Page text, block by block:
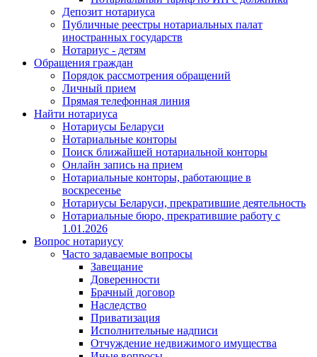
Депозит нотариуса
Публичные реестры нотариальных палат
иностранных государств
Нотариус - детям
Обращения граждан
Порядок рассмотрения обращений
Личный прием
Прямая телефонная линия
Найти нотариуса
Нотариусы Беларуси
Нотариальные конторы
Поиск ближайшей нотариальной конторы
Онлайн запись на прием
Нотариальные конторы, работающие в
воскресенье
Нотариусы Беларуси, прекратившие деятельность
Нотариальные бюро, прекратившие работу с
1.01.2026
Вопрос нотариусу
Часто задаваемые вопросы
Завещание
Доверенности
Брачный договор
Наследство
Приватизация
Исполнительные надписи
Отчуждение недвижимого имущества